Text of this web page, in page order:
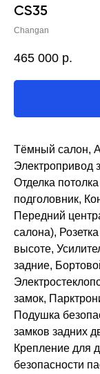
CS35
Changan
465 000 р.
Тёмный салон,
Электропривод
Отделка
подголовник,
Передний
салона),
высоте,
задние,
замок,
Подушка
замков задних
Крепление для
безопасности